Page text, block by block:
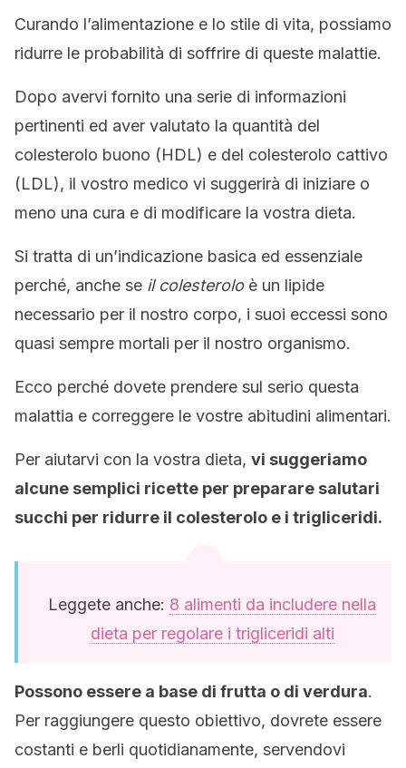
Curando l’alimentazione e lo stile di vita, possiamo
ridurre le probabilità di soffrire di queste malattie.
Dopo avervi fornito una serie di informazioni
pertinenti ed aver valutato la quantità del
colesterolo buono (HDL) e del colesterolo cattivo
(LDL), il vostro medico vi suggerirà di iniziare o
meno una cura e di modificare la vostra dieta.
Si tratta di un’indicazione basica ed essenziale
perché, anche se il colesteroloè un lipide
necessario per il nostro corpo, i suoi eccessi sono
quasi sempre mortali per il nostro organismo.
Ecco perché dovete prendere sul serio questa
malattia e correggere le vostre abitudini alimentari.
Per aiutarvi con la vostra dieta, vi suggeriamo
alcune semplici ricette per preparare salutari
succhi per ridurre il colesterolo e i trigliceridi.
Leggete anche: 8 alimenti da includere nella
dieta per regolare i trigliceridi alti
Possono essere a base di frutta o di verdura.
Per raggiungere questo obiettivo, dovrete essere
costanti e berli quotidianamente, servendovi